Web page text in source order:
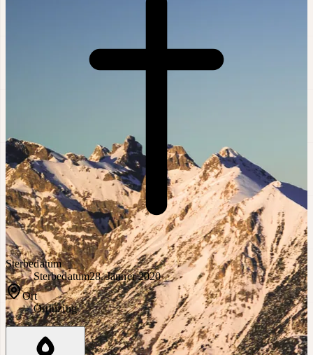
Sterbedatum
Sterbedatum28. Jänner 2020
Ort
OrtInzing